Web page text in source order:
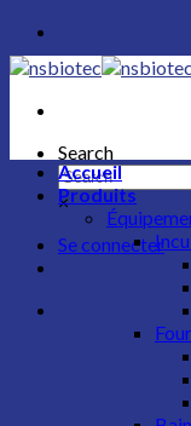
Skip
to
content
Search
×
Se connecter
Accueil
Produits
Four